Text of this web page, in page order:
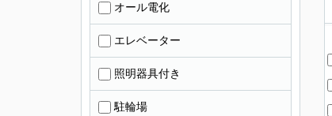
オール電化
エレベーター
照明器具付き
駐輪場